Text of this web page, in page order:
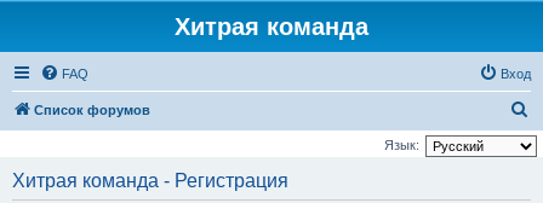
Хитрая команда
FAQ Вход
Список форумов
о
Язык:
Хитрая команда - Регистрация